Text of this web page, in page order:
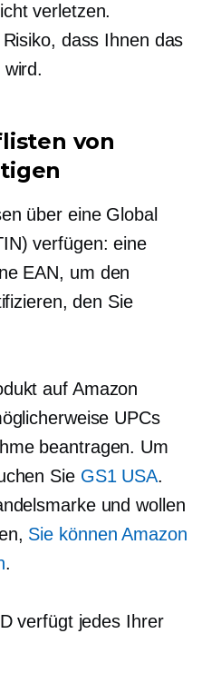
verletzen.
dass Ihnen das
von
über eine Global
verfügen: eine
EAN, um den
den Sie
auf Amazon
UPCs
beantragen. Um
Sie GS1 USA.
und wollen
Sie können Amazon
.
verfügt jedes Ihrer